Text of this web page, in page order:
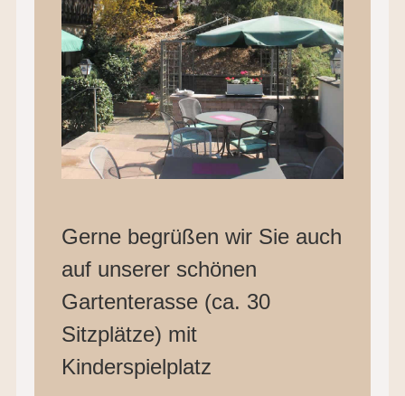
Gerne begrüßen wir Sie auch
auf unserer schönen
Gartenterasse (ca. 30
Sitzplätze) mit
Kinderspielplatz